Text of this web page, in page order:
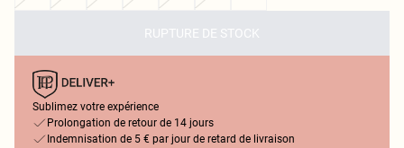
RUPTURE DE STOCK
Sublimez votre expérience
Prolongation de retour de 14 jours
Indemnisation de 5 € par jour de retard de livraison